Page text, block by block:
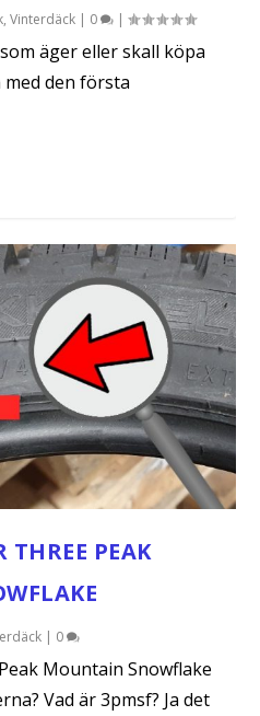
,Vinterdäck | 0 |
äger eller skall köpa
den första
THREE PEAK
| 0
Mountain Snowflake
Vad är 3pmsf? Ja det